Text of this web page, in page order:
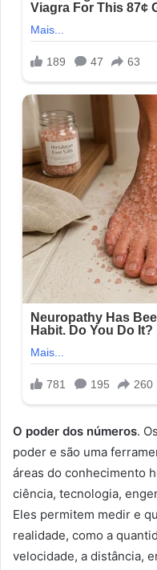
O poder dos números.
poder e são uma
áreas do conhecimento
ciência, tecnologia,
Eles permitem medir e
realidade, como a
velocidade, a distância,